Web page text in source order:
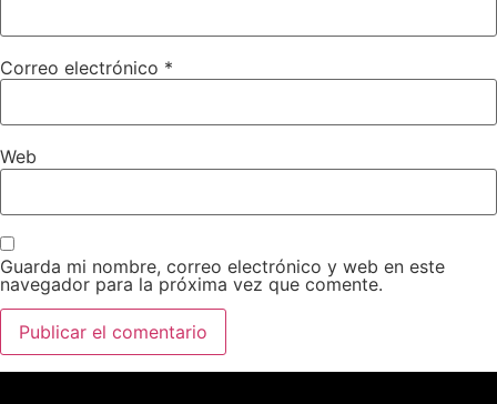
Correo electrónico *
Web
Guarda mi nombre, correo electrónico y web en este
navegador para la próxima vez que comente.